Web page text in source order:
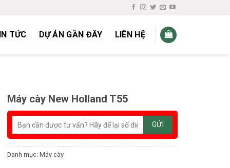
TỨC DỰ ÁN GẦN ĐÂY LIÊN HỆ
Máy cày New Holland T55
Danh mục: Máy cày